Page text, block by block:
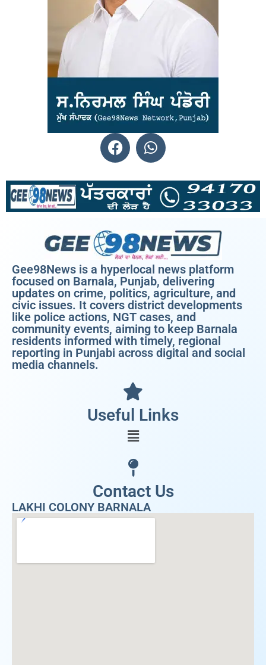
Gee98News is a hyperlocal news platform
focused on Barnala, Punjab, delivering
updates on crime, politics, agriculture, and
civic issues. It covers district developments
like police actions, NGT cases, and
community events, aiming to keep Barnala
residents informed with timely, regional
reporting in Punjabi across digital and social
media channels.
Useful Links
Contact Us
LAKHI COLONY BARNALA